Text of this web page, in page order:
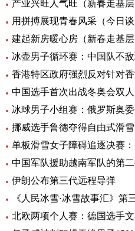
产业兴旺人气旺（新春走基层
用拼搏展现青春风采（今日谈
建起新房暖心房（新春走基层
冰壶男子循环赛：中国队不
香港特区政府强烈反对针对
中国选手首次出战冬奥会双
冰球男子小组赛：俄罗斯奥
挪威选手鲁德夺得自由式滑
单板滑雪女子障碍追逐决赛
中国军队援助越南军队的第
伊朗公布第三代远程导弹
《人民冰雪·冰雪故事汇》第
北欧两项个人赛：德国选手